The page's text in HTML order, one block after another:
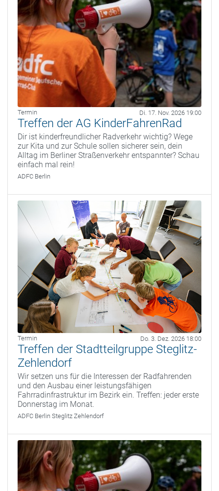
Termin Di. 17. Nov. 2026 19:00
Treffen der AG KinderFahrenRad
Dir ist kinderfreundlicher Radverkehr wichtig? Wege
zur Kita und zur Schule sollen sicherer sein, dein
Alltag im Berliner Straßenverkehr entspannter? Schau
einfach mal rein!
ADFC Berlin
Termin Do. 3. Dez. 2026 18:00
Treffen der Stadtteilgruppe Steglitz-
Zehlendorf
Wir setzen uns für die Interessen der Radfahrenden
und den Ausbau einer leistungsfähigen
Fahrradinfrastruktur im Bezirk ein. Treffen: jeder erste
Donnerstag im Monat.
ADFC Berlin Steglitz Zehlendorf